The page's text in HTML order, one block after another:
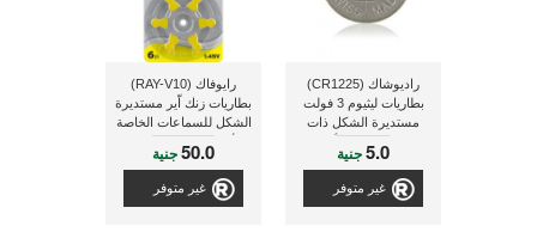
راديوشاك (CR1225)
بطاريات ليثيوم 3 فولت
مستديرة الشكل ذات
سعة 48 مللى أمبير5.0جنية
غير متوفر
رايوفاك (RAY-V10)
بطاريات زنك اّير مستديرة
الشكل للسماعات الخاصة
بالأشخاص ضعاف السمع
50.0جنية
غير متوفر